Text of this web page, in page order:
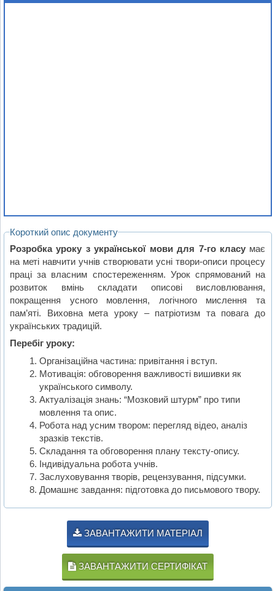
Короткий опис документу
Розробка уроку з української мови для 7-го класу має
на меті навчити учнів створювати усні твори-описи процесу
праці за власним спостереженням. Урок спрямований на
розвиток вмінь складати описові висловлювання,
покращення усного мовлення, логічного мислення та
пам’яті. Виховна мета уроку – патріотизм та повага до
українських традицій.
Перебіг уроку:
Організаційна частина: привітання і вступ.
Мотивація: обговорення важливості вишивки як
українського символу.
Актуалізація знань: “Мозковий штурм” про типи
мовлення та опис.
Робота над усним твором: перегляд відео, аналіз
зразків текстів.
Складання та обговорення плану тексту-опису.
Індивідуальна робота учнів.
Заслуховування творів, рецензування, підсумки.
Домашнє завдання: підготовка до письмового твору.
ЗАВАНТАЖИТИ МАТЕРІАЛ
ЗАВАНТАЖИТИ СЕРТИФІКАТ